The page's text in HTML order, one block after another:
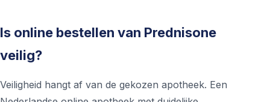
Is online bestellen van Prednisone
veilig?
Veiligheid hangt af van de gekozen apotheek. Een